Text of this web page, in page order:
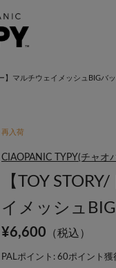
】マルチウェイメッシュBIGバ
再入荷
CIAOPANIC TYPY(チャオ
【TOY
イメッシュ
¥6,600 （税込）
PALポイント: 60ポイント獲